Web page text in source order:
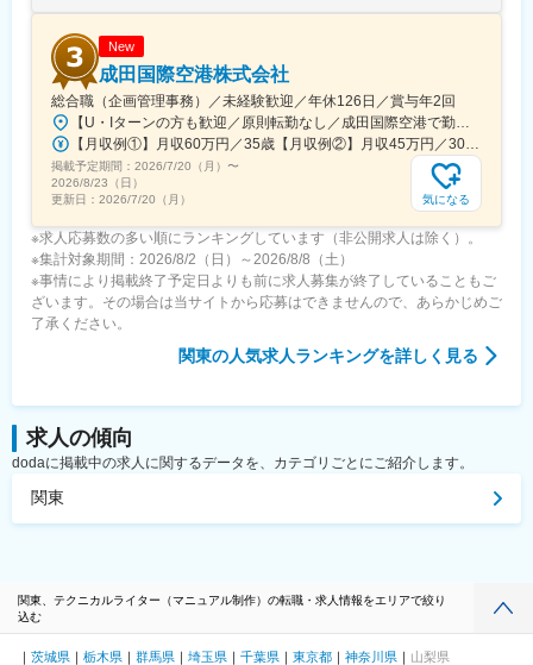
New
成田国際空港株式会社
総合職（企画管理事務）／未経験歓迎／年休126日／賞与年2回
【U・Iターンの方も歓迎／原則転勤なし／成田国際空港で勤務】■千葉県成田市古込字古込1-1受動喫煙対策：オフィス内禁煙・分煙※自動車通勤：可能（必要条件を満たしている場合のみ）
【月収例①】月収60万円／35歳【月収例②】月収45万円／30歳【月収例③】月収41万円／25歳※各種手当(残業手当、住居手当、通勤手当等)込みの金額です。※別途賞与が年２回支給されます。※個人差がある旨、ご承知おきください。<月給>【初任給（大卒）】月給27万8600円＋各種手当(残業手当、住居手当、通勤手当等)＋賞与年2回【初任給（院卒）】月給30万500円＋各種手当(残業手当、住居手当、通勤手当等)＋賞与年2回※上記は新卒初任給です。経験やスキルを考慮して決定いたします。
掲載予定期間： 2026/7/20（月） 〜
2026/8/23（日）
更新日： 2026/7/20（月） 気になる
※求人応募数の多い順にランキングしています（非公開求人は除く）。
※集計対象期間：2026/8/2（日）～2026/8/8（土）
※事情により掲載終了予定日よりも前に求人募集が終了していることもご
ざいます。その場合は当サイトから応募はできませんので、あらかじめご
了承ください。
関東の人気求人ランキングを詳しく見る
求人の傾向
dodaに掲載中の求人に関するデータを、カテゴリごとにご紹介します。
関東
関東、テクニカルライター（マニュアル制作）の転職・求人情報をエリアで絞り
込む
茨城県 栃木県 群馬県 埼玉県 千葉県 東京都 神奈川県 山梨県